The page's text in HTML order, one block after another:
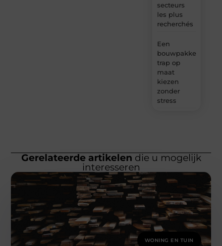
secteurs
les plus
recherchés
Een
bouwpakket
trap op
maat
kiezen
zonder
stress
Gerelateerde artikelen die u mogelijk
interesseren
WONING EN TUIN